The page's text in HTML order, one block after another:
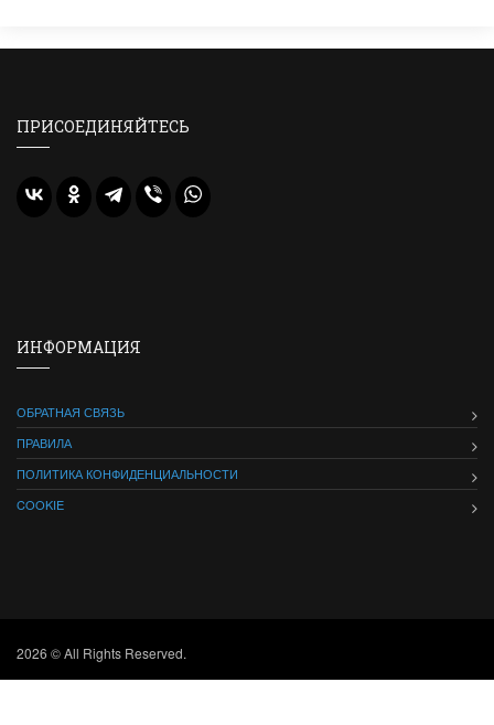
ПРИСОЕДИНЯЙТЕСЬ
ИНФОРМАЦИЯ
ОБРАТНАЯ СВЯЗЬ
ПРАВИЛА
ПОЛИТИКА КОНФИДЕНЦИАЛЬНОСТИ
COOKIE
2026 © All Rights Reserved.